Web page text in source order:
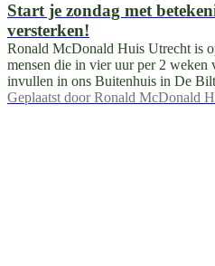
Start je zondag met
versterken!
Ronald McDonald Huis Utrecht is
mensen die in vier uur per 2
invullen in ons Buitenhuis in De
Geplaatst door Ronald McDonald